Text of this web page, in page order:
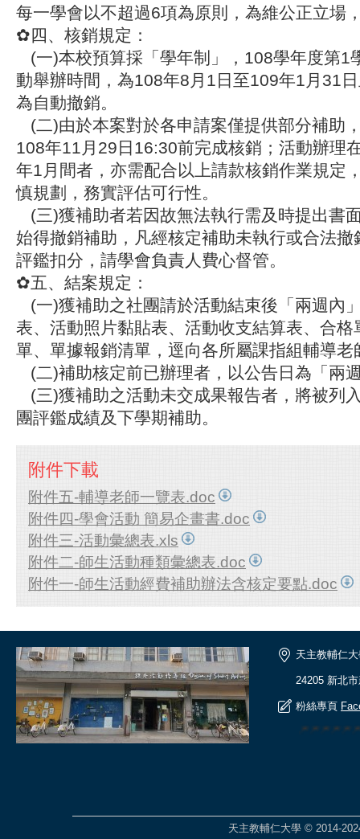
每一學會以不超過6項為原則，為維公正立場
✿四、核銷規定：
(一)本校預算採「學年制」，108學年度第1
動舉辦時間，為108年8月1日至109年1月31
為自動撤銷。
(二)由於本案對於各申請案僅提供部分補助
108年11月29日16:30前完成核銷；活動辦理
年1月間者，亦需配合以上請款核銷作業規定
慎規劃，務實評估可行性。
(三)獲補助者若因故無法執行需及時提出書
始得撤銷補助，凡經核定補助未執行或合法撤
評鑑扣分，請學會負責人費心督管。
✿五、結案規定：
(一)獲補助之社團請於活動結束後「兩週內
表、活動照片黏貼表、活動收支結算表、合格
單、單據報銷清單，逕向各所屬課指組輔導老
(二)補助核定前已辦理者，以公告日為「兩
(三)獲補助之活動未交成果報告者，將被列
團評鑑成績及下學期補助。
附件下載
附件五-輔導老師一覽表.doc
附件四-學會活動 簡易企畫書.doc
附件三-活動彙總表.xls
附件二-師生活動種類彙總表.doc
附件一-師生活動經費補助辦法含核定要點.doc
天主教輔仁
24205 新北
粉絲專頁
天主教輔仁大學 © 2014-